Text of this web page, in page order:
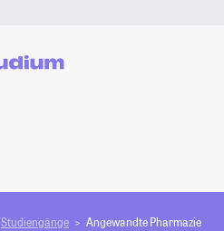
Studiengänge Angewandte Pharmazie